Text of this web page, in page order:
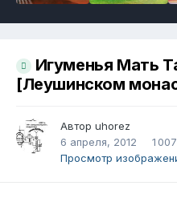
Игуменья Мать
[Леушинском
Автор uhorez
6 апреля, 2012
1
Просмотр